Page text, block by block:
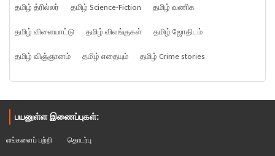
தமிழ் த்ரில்லர்
தமிழ் Science-Fiction
தமிழ் வணிக
தமிழ் விளையாட்டு
தமிழ் விலங்குகள்
தமிழ் ஜோதிடம்
தமிழ் விஞ்ஞானம்
தமிழ் எதையும் தமிழ் Crime stories
பயனுள்ள இணைப்புகள்:
எங்களைப் பற்றி தொடர்பு